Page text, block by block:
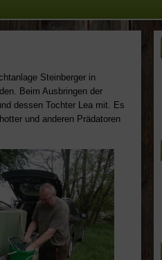
Steinberger in
Beim Ausbringen der
dessen Tochter Lea mit. Es
und anderen Prädatoren